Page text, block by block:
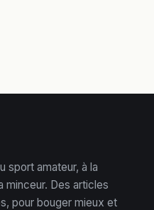
sport amateur, à la
minceur. Des articles
pour bouger mieux et